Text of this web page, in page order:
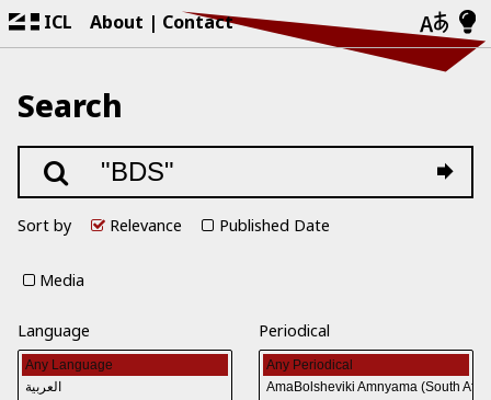
ICL About Contact
Search
Sort by Relevance Published Date
Media
Language Periodical